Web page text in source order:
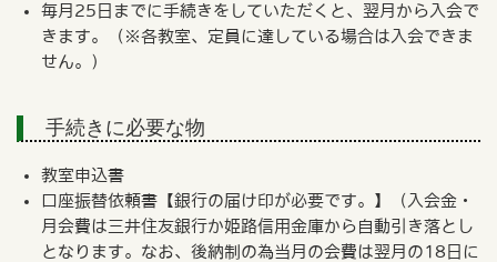
毎月25日までに手続きをしていただくと、翌月から入会で
きます。（※各教室、定員に達している場合は入会できま
せん。）
手続きに必要な物
教室申込書
口座振替依頼書【銀行の届け印が必要です。】（入会金・
月会費は三井住友銀行か姫路信用金庫から自動引き落とし
となります。なお、後納制の為当月の会費は翌月の18日に